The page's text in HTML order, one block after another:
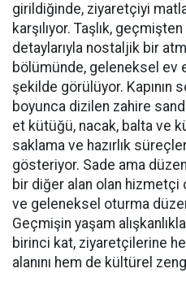
girildiğinde, ziyaretçiyi
karşılıyor. Taşlık,
detaylarıyla nostaljik bir
bölümünde, geleneksel ev
şekilde görülüyor. Kapının
boyunca dizilen zahire
et kütüğü, nacak, balta ve
saklama ve hazırlık
gösteriyor. Sade ama
bir diğer alan olan hizmetçi
ve geleneksel oturma
Geçmişin yaşam
birinci kat, ziyaretçilerine
alanını hem de kültürel